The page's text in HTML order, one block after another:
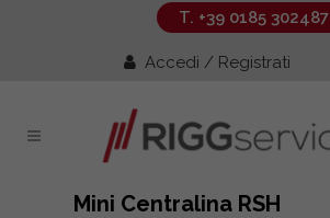
T. +39 0185 302487
Accedi / Registrati
Mini Centralina RSH